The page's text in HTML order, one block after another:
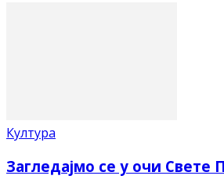
Култура
Загледајмо се у очи Свете